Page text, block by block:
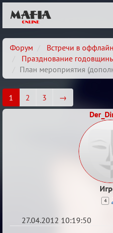
Форум
Встречи в
Празднование
План мероприятия
1 2 3
→
4
27.04.2012 10:19:50